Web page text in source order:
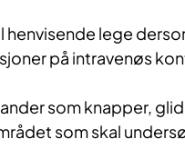
henvisende lege
på intravenøs
som knapper,
som skal